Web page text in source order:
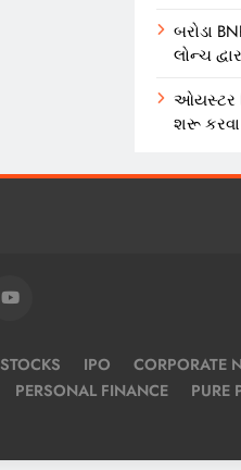
બરોડા
લોન્ચ
ઓયસ્ટર
શરૂ
STOCKS IPO CORPORATE
PERSONAL FINANCE
PURE